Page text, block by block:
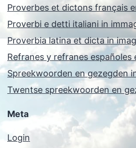
Proverbes et dictons français
Proverbi e detti italiani in
Proverbia latina et dicta in
Refranes y refranes españoles
Spreekwoorden en gezegden
Twentse spreekwoorden en
Meta
Login